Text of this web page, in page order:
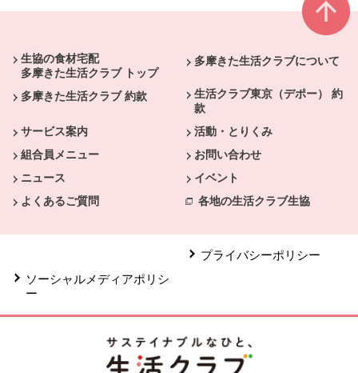
生協の食材宅配
多摩きた生活クラブ トップ
多摩きた生活クラブについて
多摩きた生活クラブ 約款
生活クラブ東京（デポー） 約
款
サービス案内
活動・とりくみ
組合員メニュー
お問い合わせ
ニュース
イベント
よくあるご質問
各地の生活クラブ生協
プライバシーポリシー
ソーシャルメディアポリシ
ー